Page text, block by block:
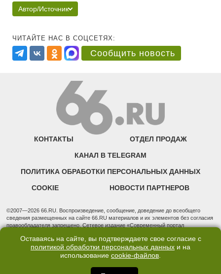
Автор/Источник
ЧИТАЙТЕ НАС В СОЦСЕТЯХ:
Сообщить новость
КОНТАКТЫ ОТДЕЛ ПРОДАЖ
КАНАЛ В TELEGRAM
ПОЛИТИКА ОБРАБОТКИ ПЕРСОНАЛЬНЫХ ДАННЫХ
COOKIE НОВОСТИ ПАРТНЕРОВ
©2007—2026 66.RU. Воспроизведение, сообщение, доведение до всеобщего
сведения размещенных на сайте 66.RU материалов и их элементов без согласия
правообладателя запрещено. Сетевое издание «Современный портал
надзору в сфере связи, информационных технологий и массовых коммуникаций
(Роскомнадзор). Регистрационный номер ЭЛ № ФС 77 - 76634 от 02.09.2019
Учредитель: Общество с ограниченной ответственностью "66.ру". Юридический
3, оф. 7015 Фактический адрес редакции и отдела продаж: 620014, Свердловская
Оставаясь на сайте, вы подтверждаете свое согласие с
политикой обработки персональных данных и на
использование cookie-файлов.